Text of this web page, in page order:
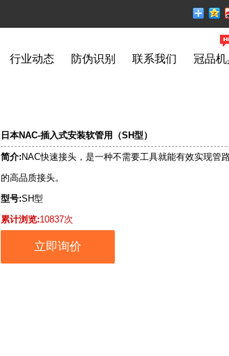
行业动态 防伪识别 联系我们 冠品机
日本NAC-插入式安装软管用（SH型）
简介: NAC快速接头，是一种不需要工具就能有效实现管
的高品质接头。
型号:SH型
累计浏览:10837次
立即询价